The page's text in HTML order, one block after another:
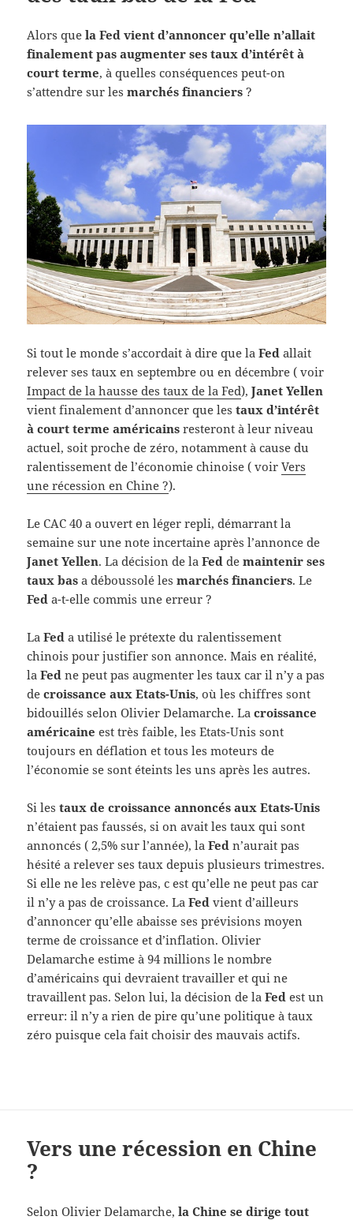
Alors quela Fed vient d’annoncer qu’elle n’allait
finalement pas augmenter ses taux d’intérêt à
court terme, à quelles conséquences peut-on
s’attendre sur lesmarchés financiers ?
Si tout le monde s’accordait à dire que laFed allait
relever ses taux en septembre ou en décembre ( voir
Impact de la hausse des taux de la Fed),Janet Yellen
vient finalement d’annoncer que lestaux d’intérêt
à court terme américains resteront à leur niveau
actuel, soit proche de zéro, notamment à cause du
ralentissement de l’économie chinoise ( voirVers
une récession en Chine ?).
Le CAC 40 a ouvert en léger repli, démarrant la
semaine sur une note incertaine après l’annonce de
Janet Yellen. La décision de laFed demaintenir ses
taux bas a déboussolé lesmarchés financiers. Le
Fed a-t-elle commis une erreur ?
LaFed a utilisé le prétexte du ralentissement
chinois pour justifier son annonce. Mais en réalité,
laFed ne peut pas augmenter les taux car il n’y a pas
decroissance aux Etats-Unis, où les chiffres sont
bidouillés selon Olivier Delamarche. Lacroissance
américaine est très faible, les Etats-Unis sont
toujours en déflation et tous les moteurs de
l’économie se sont éteints les uns après les autres.
Si lestaux de croissance annoncés aux Etats-Unis
n’étaient pas faussés, si on avait les taux qui sont
annoncés ( 2,5% sur l’année), laFed n’aurait pas
hésité a relever ses taux depuis plusieurs trimestres.
Si elle ne les relève pas, c est qu’elle ne peut pas car
il n’y a pas de croissance. LaFed vient d’ailleurs
d’annoncer qu’elle abaisse ses prévisions moyen
terme de croissance et d’inflation. Olivier
Delamarche estime à 94 millions le nombre
d’américains qui devraient travailler et qui ne
travaillent pas. Selon lui, la décision de laFed est un
erreur: il n’y a rien de pire qu’une politique à taux
zéro puisque cela fait choisir des mauvais actifs.
Vers une récession en Chine
?
Selon Olivier Delamarche,la Chine se dirige tout